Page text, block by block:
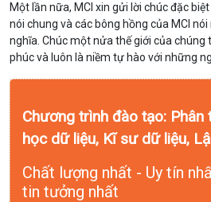
Một lần nữa, MCI xin gửi lời chúc đặc
nói chung và các bông hồng của MCI
nghĩa. Chúc một nửa thế giới của chúng
phúc và luôn là niềm tự hào với những
Chương trình đào tạo: Phân
học dữ liệu, Kĩ sư dữ liệu,
Chất lượng nhất - Uy tín
tin tưởng nhất